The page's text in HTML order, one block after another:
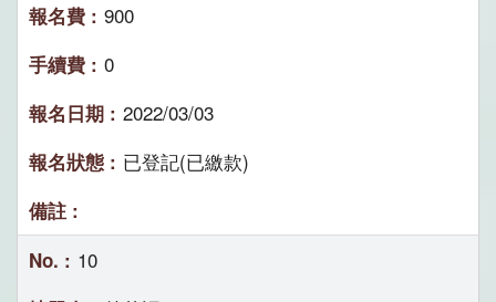
900
0
2022/03/03
已登記(已繳款)
10